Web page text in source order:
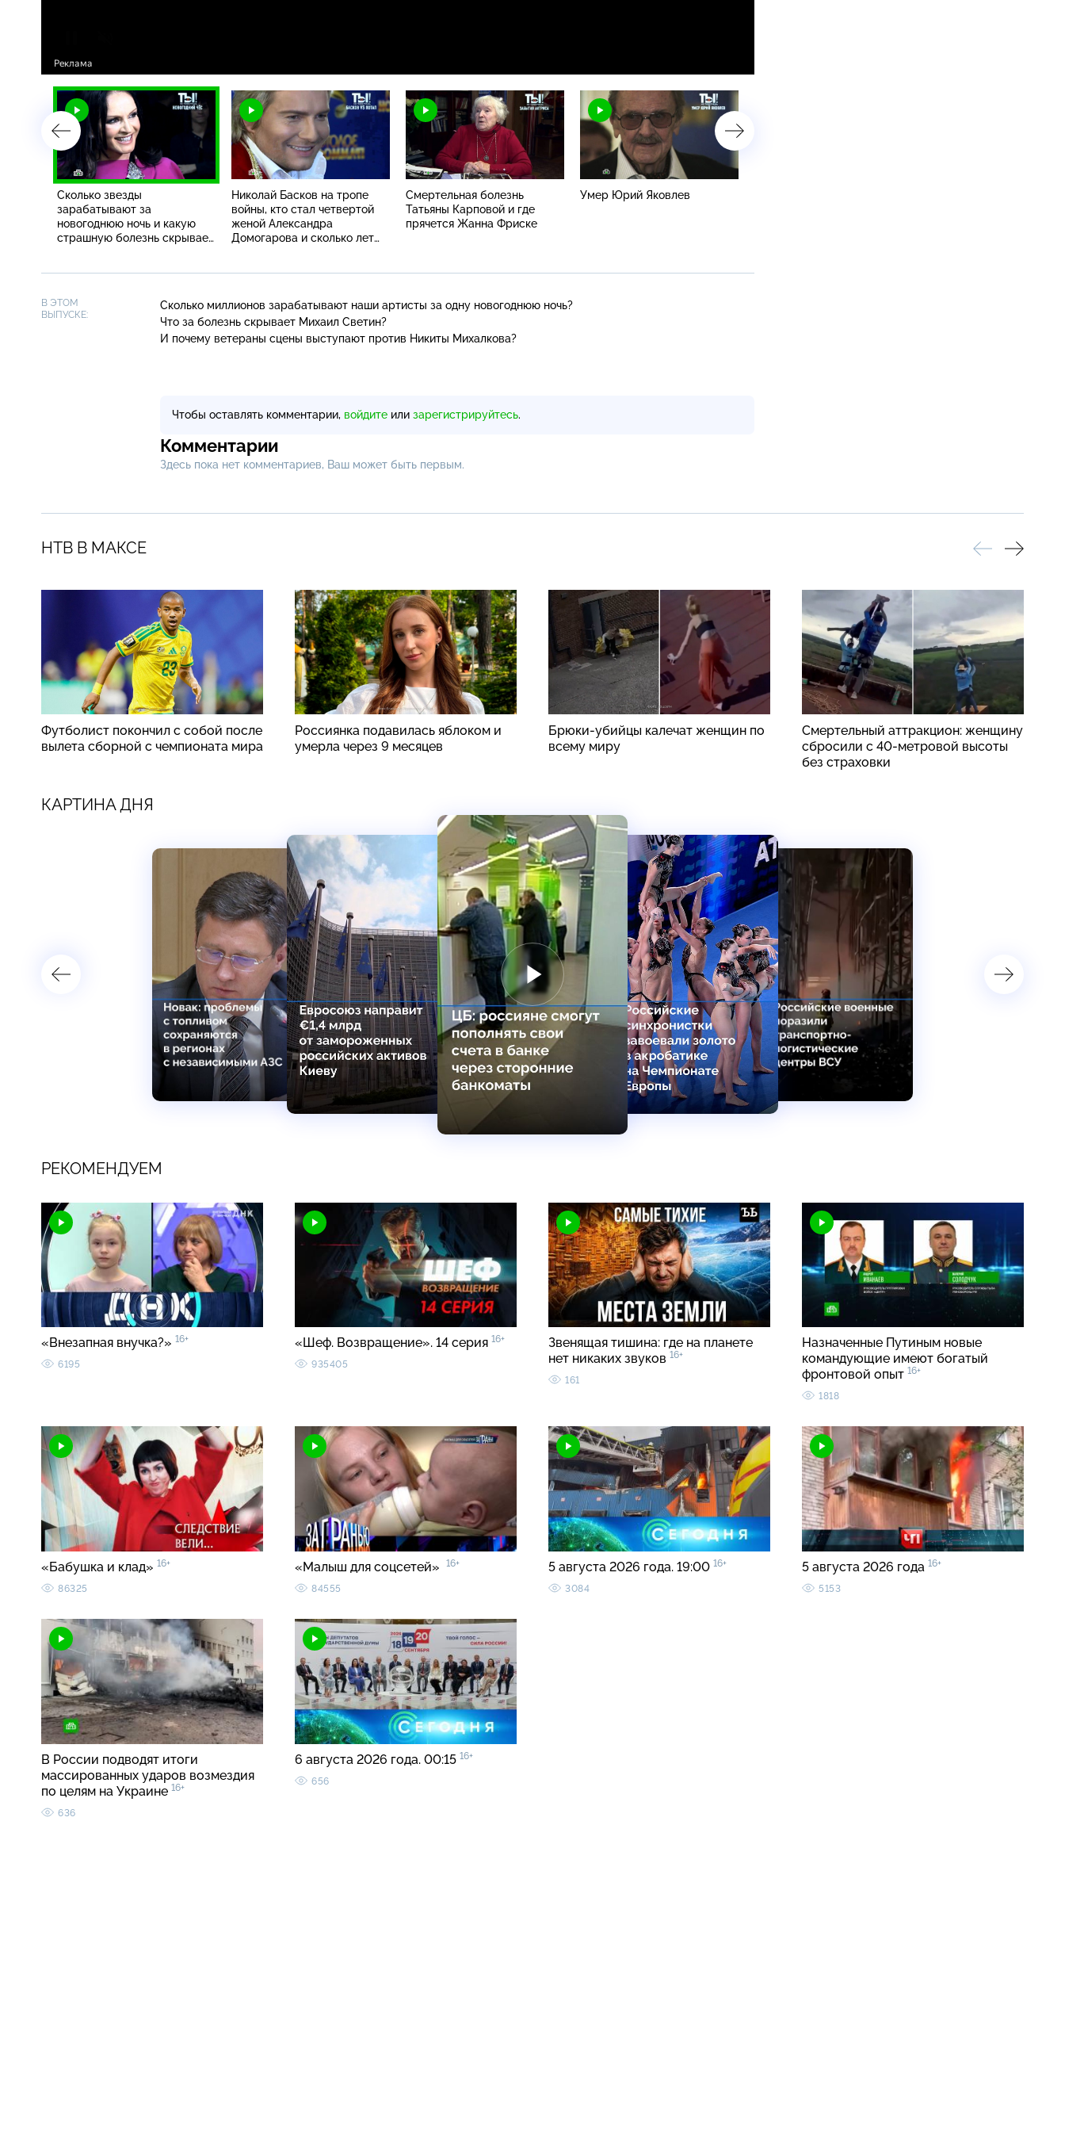
Сколько звезды
зарабатывают за
новогоднюю ночь и какую
страшную болезнь скрывает
Николай Басков на тропе
войны, кто стал четвертой
женой Александра
Домогарова и сколько лет
Смертельная болезнь
Татьяны Карповой и где
прячется Жанна Фриске
Умер Юрий Яковлев
В ЭТОМ
ВЫПУСКЕ:
Сколько миллионов зарабатывают наши артисты за одну новогоднюю ночь?
Что за болезнь скрывает Михаил Светин?
И почему ветераны сцены выступают против Никиты Михалкова?
Чтобы оставлять комментарии, войдите или зарегистрируйтесь.
Комментарии
Здесь пока нет комментариев, Ваш может быть первым.
НТВ В МАКСЕ
Футболист покончил с собой после
вылета сборной с чемпионата мира
Россиянка подавилась яблоком и
умерла через 9 месяцев
Брюки-убийцы калечат женщин по
всему миру
Смертельный аттракцион: женщину
сбросили с 40-метровой высоты
без страховки
КАРТИНА ДНЯ
РЕКОМЕНДУЕМ
«Внезапная внучка?» 16+
6195
«Шеф. Возвращение». 14 серия 16+
935405
Звенящая тишина: где на планете
нет никаких звуков 16+
161
Назначенные Путиным новые
командующие имеют богатый
фронтовой опыт 16+
1818
«Бабушка и клад» 16+
86325
«Малыш для соцсетей» 16+
84555
5 августа 2026 года. 19:00 16+
3084
5 августа 2026 года 16+
5153
В России подводят итоги
массированных ударов возмездия
по целям на Украине 16+
636
6 августа 2026 года. 00:15 16+
656